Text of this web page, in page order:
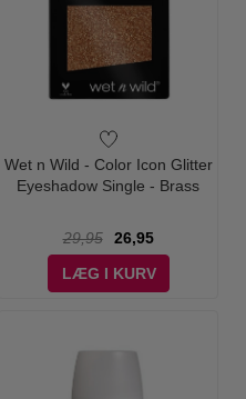
Wet n Wild - Color Icon Glitter
Eyeshadow Single - Brass
29,95
26,95
LÆG I KURV